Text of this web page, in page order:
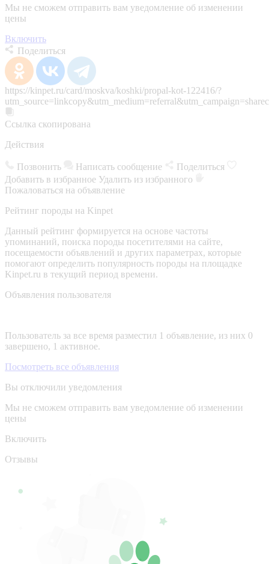
Мы не сможем отправить вам уведомление об изменении
цены
Включить
Поделиться
https://kinpet.ru/card/moskva/koshki/propal-kot-122416/?
Ссылка скопирована
Действия
Позвонить Написать сообщение
Поделиться
Добавить в избранное Удалить из избранного
Пожаловаться на объявление
Рейтинг породы на Kinpet
Данный рейтинг формируется на основе частоты
упоминаний, поиска породы посетителями на сайте,
посещаемости объявлений и других параметрах, которые
помогают определить популярность породы на площадке
Kinpet.ru в текущий период времени.
Объявления пользователя
Пользователь за все время разместил 1 объявление, из них 0
завершено, 1 активное.
Посмотреть все объявления
Вы отключили уведомления
Мы не сможем отправить вам уведомление об изменении
цены
Включить
Отзывы